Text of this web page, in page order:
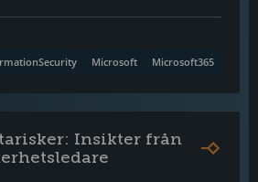
Microsoft365
Microsoft
Insikter från